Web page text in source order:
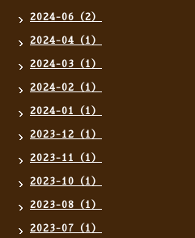
2024-06（2）
2024-04（1）
2024-03（1）
2024-02（1）
2024-01（1）
2023-12（1）
2023-11（1）
2023-10（1）
2023-08（1）
2023-07（1）